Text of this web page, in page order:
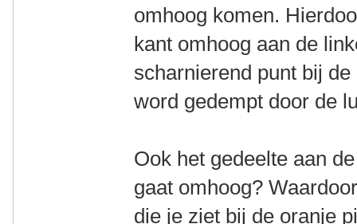
omhoog komen.
kant omhoog aan de
scharnierend punt bij
word gedempt door de
Ook het gedeelte aan
gaat omhoog?
die je ziet bij de oranje